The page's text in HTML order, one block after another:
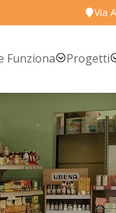
Via
Funziona Progetti